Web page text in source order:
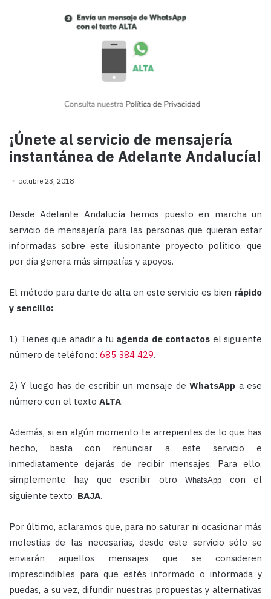
¡Únete al servicio de mensajería
instantánea de Adelante Andalucía!
octubre 23, 2018
Desde Adelante Andalucía hemos puesto en marcha un
servicio de mensajería para las personas que quieran estar
informadas sobre este ilusionante proyecto político, que
por día genera más simpatías y apoyos.
El método para darte de alta en este servicio es bien rápido
y sencillo:
1) Tienes que añadir a tu agenda de contactos el siguiente
número de teléfono: 685 384 429.
2) Y luego has de escribir un mensaje deWhatsApp a ese
número con el texto ALTA.
Además, si en algún momento te arrepientes de lo que has
hecho, basta con renunciar a este servicio e
inmediatamente dejarás de recibir mensajes. Para ello,
simplemente hay que escribir otroWhatsApp con el
siguiente texto: BAJA.
Por último, aclaramos que, para no saturar ni ocasionar más
molestias de las necesarias, desde este servicio sólo se
enviarán aquellos mensajes que se consideren
imprescindibles para que estés informado o informada y
puedas, a su vez, difundir nuestras propuestas y alternativas